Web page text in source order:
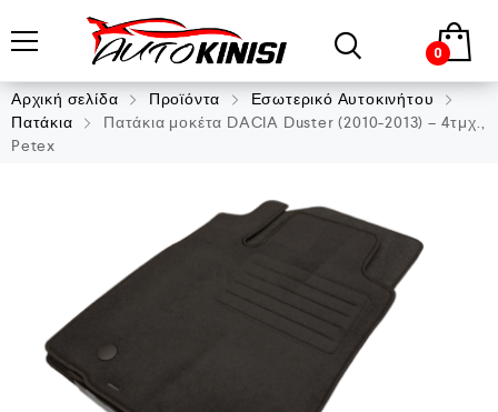
0
Αρχική σελίδα Προϊόντα
Εσωτερικό Αυτοκινήτου
Πατάκια
Πατάκια μοκέτα DACIA Duster (2010-2013) – 4τμχ.,
Petex